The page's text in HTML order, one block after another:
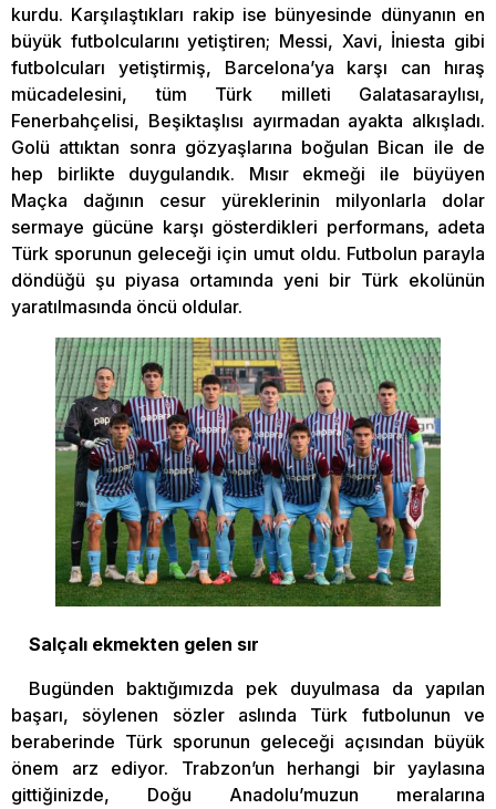
kurdu. Karşılaştıkları rakip ise bünyesinde dünyanın en
büyük futbolcularını yetiştiren; Messi, Xavi, İniesta gibi
futbolcuları yetiştirmiş, Barcelona’ya karşı can hıraş
mücadelesini, tüm Türk milleti Galatasaraylısı,
Fenerbahçelisi, Beşiktaşlısı ayırmadan ayakta alkışladı.
Golü attıktan sonra gözyaşlarına boğulan Bican ile de
hep birlikte duygulandık. Mısır ekmeği ile büyüyen
Maçka dağının cesur yüreklerinin milyonlarla dolar
sermaye gücüne karşı gösterdikleri performans, adeta
Türk sporunun geleceği için umut oldu. Futbolun parayla
döndüğü şu piyasa ortamında yeni bir Türk ekolünün
yaratılmasında öncü oldular.
Salçalı ekmekten gelen sır
Bugünden baktığımızda pek duyulmasa da yapılan
başarı, söylenen sözler aslında Türk futbolunun ve
beraberinde Türk sporunun geleceği açısından büyük
önem arz ediyor. Trabzon’un herhangi bir yaylasına
gittiğinizde, Doğu Anadolu’muzun meralarına